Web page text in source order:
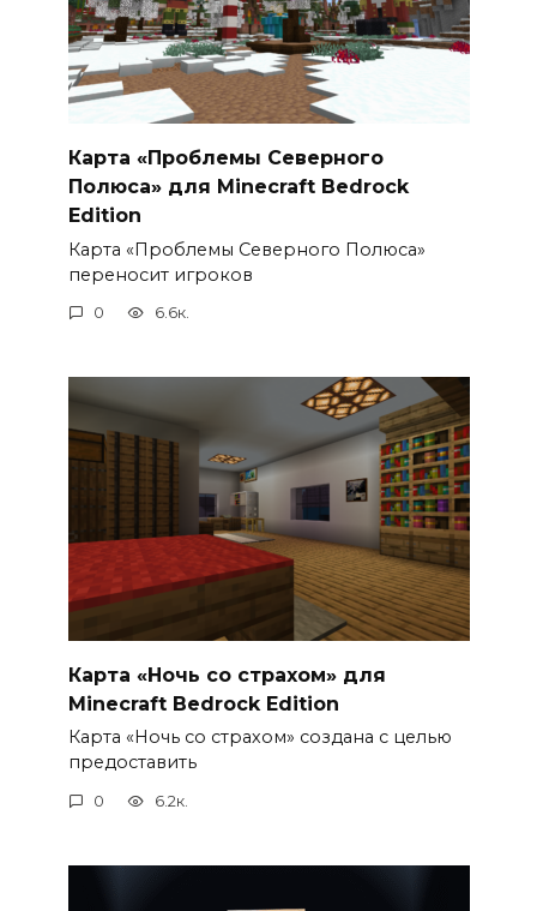
Карта «Проблемы Северного
Полюса» для Minecraft Bedrock
Edition
Карта «Проблемы Северного Полюса»
переносит игроков
0 6.6к.
Карта «Ночь со страхом» для
Minecraft Bedrock Edition
Карта «Ночь со страхом» создана с целью
предоставить
0 6.2к.